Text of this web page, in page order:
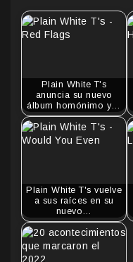
Plain White T's
anuncia su nuevo
álbum homónimo y…
Plain White T's vuelve
a sus raíces en su
nuevo…